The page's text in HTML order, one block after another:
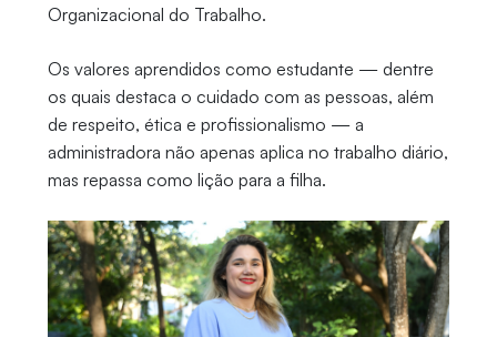
Organizacional do Trabalho.
Os valores aprendidos como estudante — dentre
os quais destaca o cuidado com as pessoas, além
de respeito, ética e profissionalismo — a
administradora não apenas aplica no trabalho diário,
mas repassa como lição para a filha.